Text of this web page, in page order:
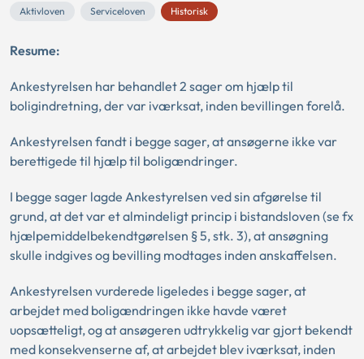
Aktivloven
Serviceloven Historisk
Resume:
Ankestyrelsen har behandlet 2 sager om hjælp til
boligindretning, der var iværksat, inden bevillingen forelå.
Ankestyrelsen fandt i begge sager, at ansøgerne ikke var
berettigede til hjælp til boligændringer.
I begge sager lagde Ankestyrelsen ved sin afgørelse til
grund, at det var et almindeligt princip i bistandsloven (se fx
hjælpemiddelbekendtgørelsen § 5, stk. 3), at ansøgning
skulle indgives og bevilling modtages inden anskaffelsen.
Ankestyrelsen vurderede ligeledes i begge sager, at
arbejdet med boligændringen ikke havde været
uopsætteligt, og at ansøgeren udtrykkelig var gjort bekendt
med konsekvenserne af, at arbejdet blev iværksat, inden